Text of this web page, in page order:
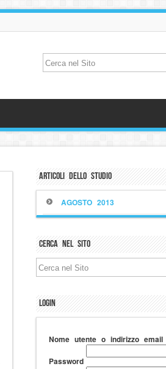
Articoli dello Studio
AGOSTO 2013
Cerca nel sito
Login
Nome utente o indirizzo email
Password